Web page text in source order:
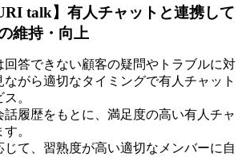
talk】有人チャットと連携して
維持・向上
回答できない顧客の疑問やトラブルに対
ながら適切なタイミングで有人チャット
。
履歴をもとに、満足度の高い有人チャ
。
じて、習熟度が高い適切なメンバーに自